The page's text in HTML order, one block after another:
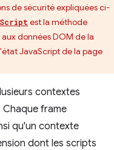
de sécurité expliquées ci-
est la méthode
données DOM de la
JavaScript de la page
contextes
frame
qu'un contexte
dont les scripts